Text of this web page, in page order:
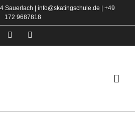
Sauerlach | info@skatingschule.de
+49
172 9687818
Facebook